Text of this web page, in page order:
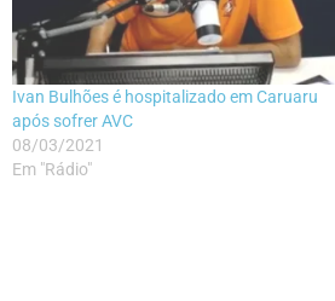
Ivan Bulhões é hospitalizado em Caruaru
após sofrer AVC
08/03/2021
Em "Rádio"